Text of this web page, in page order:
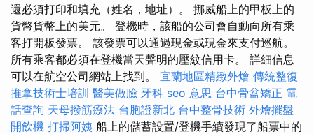
還必須打印和填充（姓名，地址）。 挪威船上的甲板上的
貨幣貨幣上的美元。 登機時，該船的公司會自動向所有乘
客打開板發票。 該發票可以通過現金或現金來支付巡航。
所有乘客都必須在登機當天聲明的壓紋信用卡。 詳細信息
可以在航空公司網站上找到。 宜蘭地區精緻外燴 傳統整復
推拿技術士培訓 醫美做臉 牙科 seo 意思 台中骨盆矯正 電
話查詢 天母撥筋療法 台胞證新北 台中整骨技術 外燴擺盤
開飲機 打掃阿姨 船上的儲蓄設置/登機手續發現了船票中的